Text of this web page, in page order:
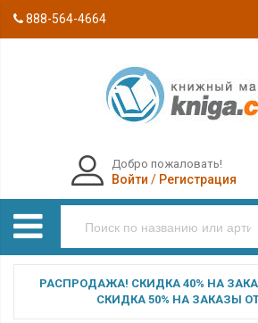
888-564-4664
Добро пожаловать!
Войти / Регистрация
РАСПРОДАЖА! СКИДКА 40% НА
СКИДКА 50% НА ЗАКАЗЫ ОТ